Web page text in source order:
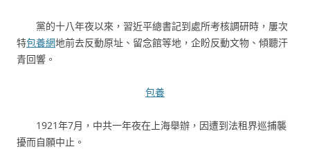
黨的十八年夜以來，習近平總書記到處所考核調研時，屢次
特包養網地前去反動原址、留念館等地，企盼反動文物、傾聽汗
青回響。
包養
1921年7月，中共一年夜在上海舉辦，因遭到法租界巡捕襲
擾而自願中止。